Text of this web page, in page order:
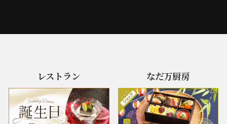
レストラン なだ万厨房